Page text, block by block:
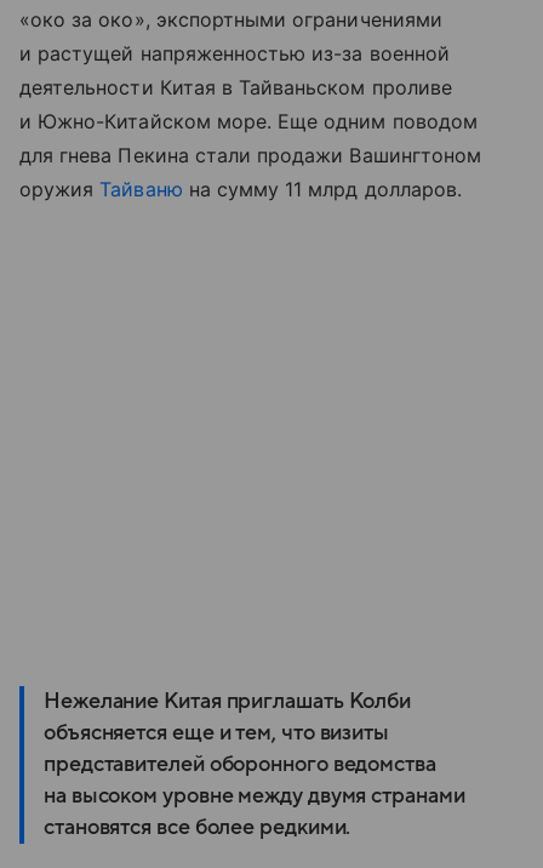
«око за око», экспортными ограничениями
и растущей напряженностью из-за военной
деятельности Китая в Тайваньском проливе
и Южно-Китайском море. Еще одним поводом
для гнева Пекина стали продажи Вашингтоном
оружия Тайваню на сумму 11 млрд долларов.
Нежелание Китая приглашать Колби
объясняется еще и тем, что визиты
представителей оборонного ведомства
на высоком уровне между двумя странами
становятся все более редкими.